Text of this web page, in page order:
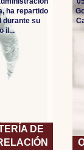
DE
ha repartido
durante su
il...